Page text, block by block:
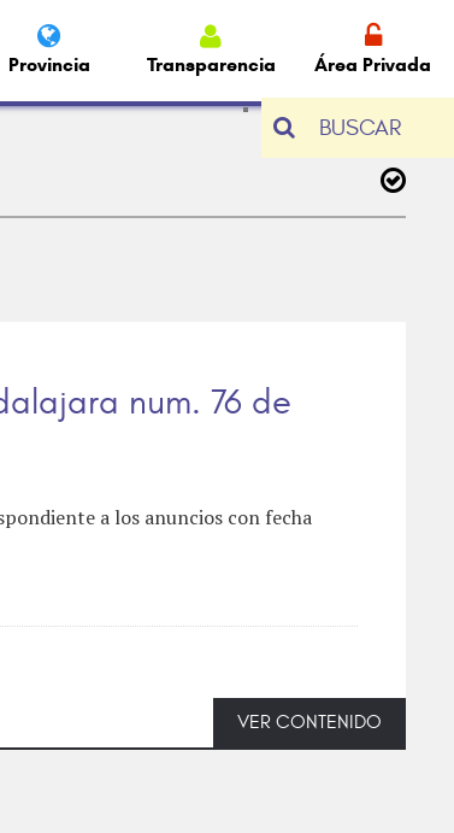
Provincia Transparencia Área Privada
BUSCAR
num. 76 de
a los anuncios con fecha
VER CONTENIDO